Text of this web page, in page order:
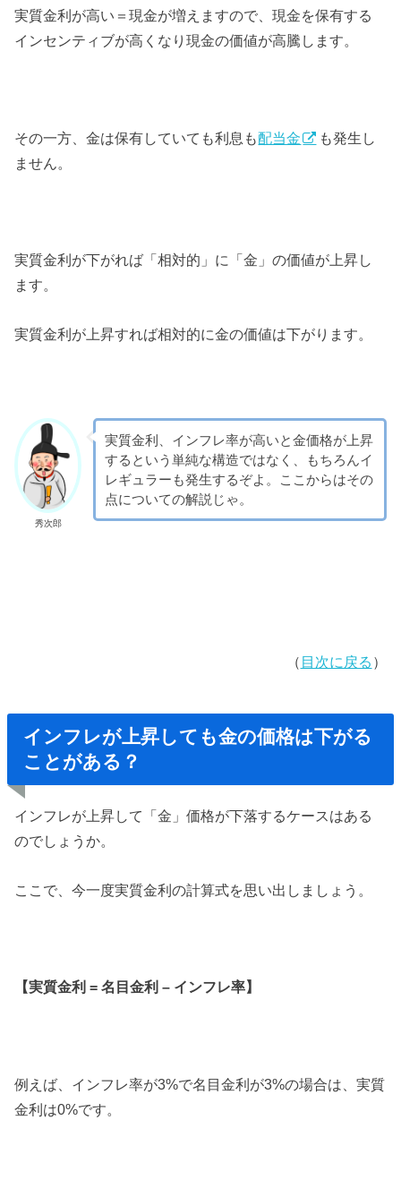
実質金利が高い＝現金が増えますので、現金を保有する
インセンティブが高くなり現金の価値が高騰します。
その一方、金は保有していても利息も配当金
も発生し
ません。
実質金利が下がれば「相対的」に「金」の価値が上昇し
ます。
実質金利が上昇すれば相対的に金の価値は下がります。
秀次郎
実質金利、インフレ率が高いと金価格が上昇
するという単純な構造ではなく、もちろんイ
レギュラーも発生するぞよ。ここからはその
点についての解説じゃ。
（ 目次に戻る ）
インフレが上昇しても金の価格は下がる
ことがある？
インフレが上昇して「金」価格が下落するケースはある
のでしょうか。
ここで、今一度実質金利の計算式を思い出しましょう。
【実質金利 = 名目金利 – インフレ率】
例えば、インフレ率が3%で名目金利が3%の場合は、実質
金利は0%です。